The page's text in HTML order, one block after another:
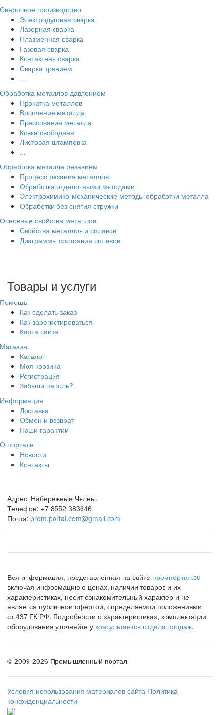
Сварочное производство
Электродуговая сварка
Лазерная сварка
Плазменная сварка
Газовая сварка
Контактная сварка
Сварка трением
...
Обработка металлов давлением
Прокатка металлов
Волочение металла
Прессование металла
Ковка свободная
Листовая штамповка
...
Обработка металла резанием
Процесс резания металлов
Обработка отделочными методами
Электрохимико-механические методы обработки металла
Обработки без снятия стружки
Основные свойства металлов
Свойства металлов и сплавов
Диаграммы состояния сплавов
Товары и услуги
Помощь
Как сделать заказ
Как зарегистироваться
Карта сайта
Магазин
Каталог
Моя корзина
Регистрация
Забыли пароль?
Информация
Доставка
Обмен и возврат
Наши гарантии
О портале
Новости
Контакты
Адрес: Набережные Челны,
Телефон: +7 8552 383646
Почта: prom.portal.com@gmail.com
Вся информация, представленная на сайте промпортал.su
включая информацию о ценах, наличии товаров и их
характеристиках, носит ознакомительный характер и не
является публичной офертой, определяемой положениями
ст.437 ГК РФ. Подробности о характеристиках, комплектации
оборудования уточняйте у консультантов отдела продаж.
© 2009-2026 Промышленный портал
Условия использования материалов сайта Политика
конфиденциальности